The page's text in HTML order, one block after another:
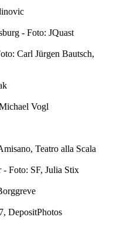
- Foto: JQuast
Carl Jürgen Bautsch,
Vogl
Teatro alla Scala
Foto: SF, Julia Stix
DepositPhotos